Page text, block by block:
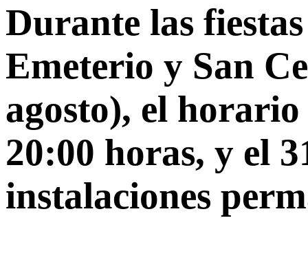
Durante las
Emeterio y San
agosto), el
20:00 horas, y el
instalaciones